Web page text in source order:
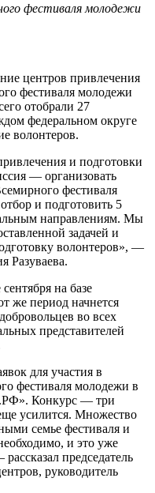
фестиваля молодежи
центров привлечения
фестиваля молодежи
отобрали 27
федеральном округе
волонтеров.
и подготовки
— организовать
фестиваля
и подготовить 5
направлениям. Мы
задачей и
волонтеров», —
Разуваева.
на базе
же период начнется
во всех
представителей
для участия в
фестиваля молодежи в
Конкурс — три
усилится. Множество
семье фестиваля и
и это уже
председатель
руководитель